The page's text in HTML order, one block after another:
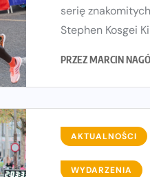
serię
Stephen Kosgei
PRZEZMARCIN
AKTUALNOŚCI
WYDARZENIA